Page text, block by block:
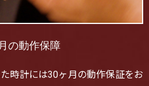
の動作保障
時計には30ヶ月の動作保証をお